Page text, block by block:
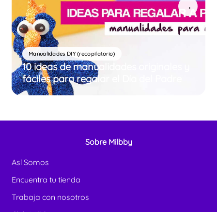
→
Manualidades DIY (recopilatorio)
10 ideas de manualidades originales y
fáciles para regalar el Día del Padre
Sobre Milbby
Así Somos
Encuentra tu tienda
Trabaja con nosotros